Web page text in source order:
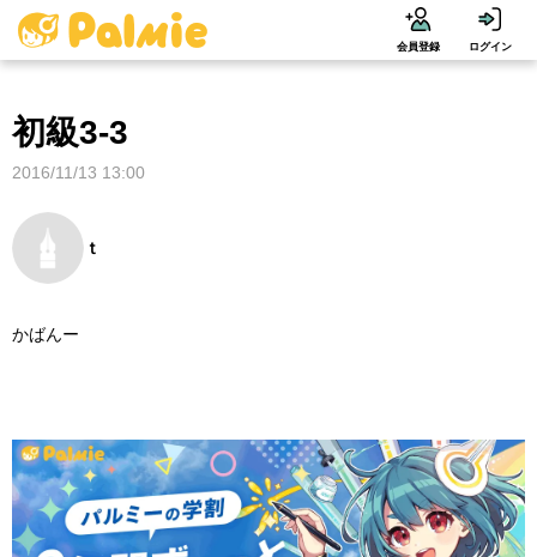
会員登録 ログイン
初級3-3
2016/11/13 13:00
ｔ
かばんー